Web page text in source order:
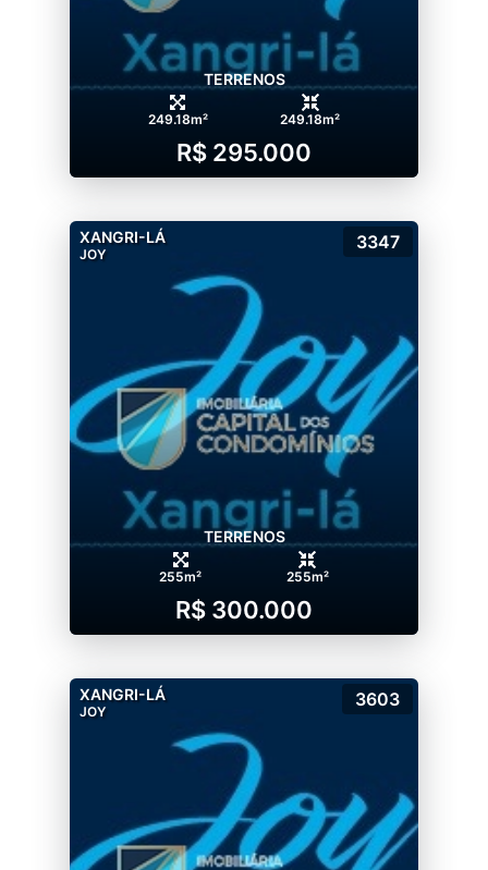
TERRENOS
249.18m² 249.18m²
R$ 295.000
XANGRI-LÁ
JOY
3347
TERRENOS
255m² 255m²
R$ 300.000
XANGRI-LÁ
JOY
3603